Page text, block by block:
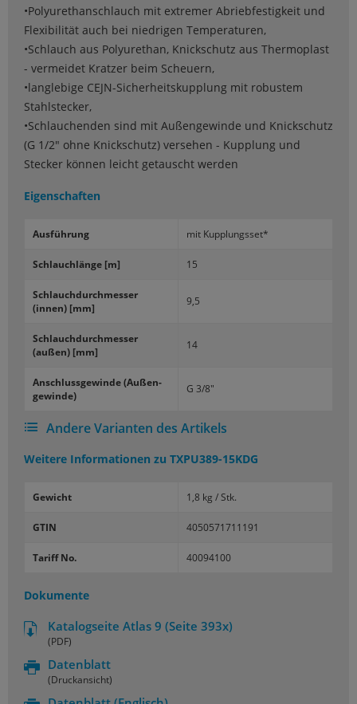
•Polyurethanschlauch mit extremer Abriebfestigkeit und
Flexibilität auch bei niedrigen Temperaturen,
•Schlauch aus Polyurethan, Knickschutz aus Thermoplast
- vermeidet Kratzer beim Scheuern,
•langlebige CEJN-Sicherheitskupplung mit robustem
Stahlstecker,
•Schlauchenden sind mit Außengewinde und Knickschutz
(G 1/2" ohne Knickschutz) versehen - Kupplung und
Stecker können leicht getauscht werden
Eigenschaften
Aus­füh­rung mit Kupp­lungs­set*
Schlauch­län­ge [m] 15
Schlauch­durch­mes­ser
(innen) [mm]
9,5
Schlauch­durch­mes­ser
(außen) [mm]
14
An­schluss­ge­win­de (Au­ßen­
ge­win­de)
G 3/8"
Andere Varianten des Artikels
Weitere Informationen zu TXPU389-15KDG
Gewicht 1,8 kg / Stk.
GTIN 4050571711191
Tariff No. 40094100
Dokumente
Katalogseite Atlas 9 (Seite 393x)
(PDF)
Datenblatt
(Druckansicht)